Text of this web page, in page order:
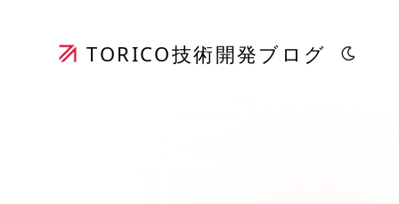
TORICO技術開発ブログ